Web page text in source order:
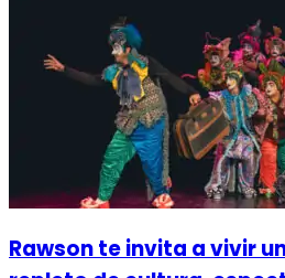
Rawson te invita a vivir